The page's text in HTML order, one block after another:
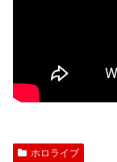
ホロライブ